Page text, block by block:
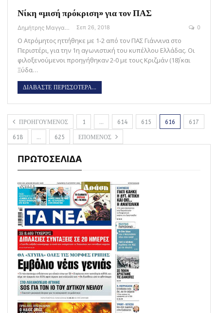
Νίκη «μισή πρόκριση» για τον ΠΑΣ
Δημήτρης Μαγγανάρης Σεπ 26, 2018 0
Ο Ατρόμητος ηττήθηκε με 1-2 από τον ΠΑΣ Γιάννινα στο
Περιστέρι, για την 1η αγωνιστική του κυπέλλου Ελλάδας. Οι
φιλοξενούμενοι προηγήθηκαν 2-0 με τους Κριζμάν (18΄) και
Ξύδα…
ΔΙΑΒΑΣΤΕ ΠΕΡΙΣΣΟΤΕΡΑ...
ΠΡΟΗΓΟΥΜΕΝΟΣ 1 … 614 615 616 617
618 … 625 ΕΠΟΜΕΝΟΣ
ΠΡΩΤΟΣΕΛΙΔΑ